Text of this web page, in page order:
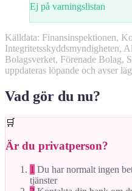
Ej på varningslistan
Källdata: Finansinspektionen,
Integritetsskyddsmyndigheten,
Bolagsverket, Förenade Bolag,
uppdateras löpande och avser
Vad gör du nu?
🛒
Är du privatperson?
1 Du har normalt ingen
tjänster